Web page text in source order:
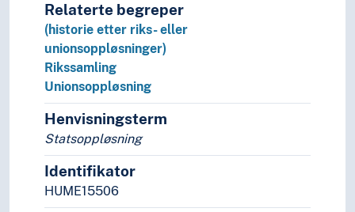
Relaterte begreper
(historie etter riks- eller
unionsoppløsninger)
Rikssamling
Unionsoppløsning
Henvisningsterm
Statsoppløsning
Identifikator
HUME15506